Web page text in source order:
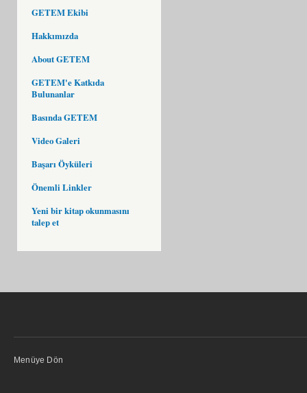
GETEM Ekibi
Hakkımızda
About GETEM
GETEM'e Katkıda
Bulunanlar
Basında GETEM
Video Galeri
Başarı Öyküleri
Önemli Linkler
Yeni bir kitap okunmasını
talep et
Menüye Dön